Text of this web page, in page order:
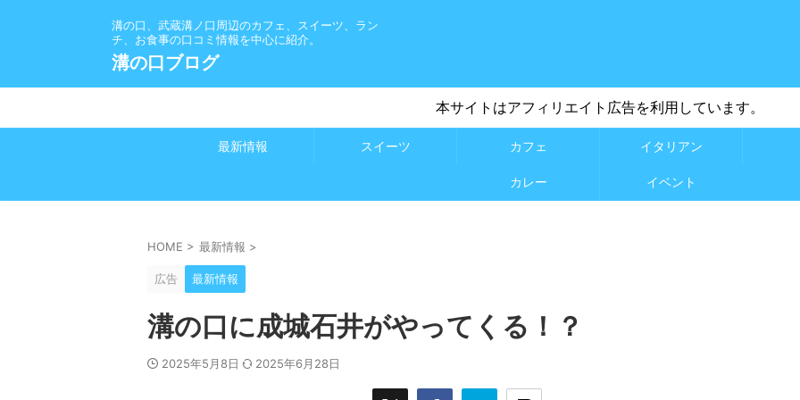
溝の口、武蔵溝ノ口周辺のカフェ、スイーツ、ラン
チ、お食事の口コミ情報を中心に紹介。
溝の口ブログ
本サイトはアフィリエイト広告を利用しています。
最新情報 スイーツ カフェ イタリアン
カレー イベント
HOME > 最新情報 >
広告 最新情報
溝の口に成城石井がやってくる！？
2025年5月8日 2025年6月28日